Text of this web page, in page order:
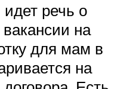
идет речь о
на
для мам в
на